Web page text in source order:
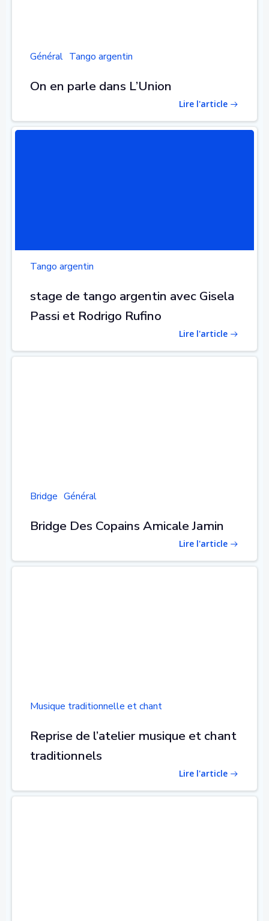
Général Tango argentin
On en parle dans L’Union
Lire l'article
Tango argentin
stage de tango argentin avec Gisela
Passi et Rodrigo Rufino
Lire l'article
Bridge Général
Bridge Des Copains Amicale Jamin
Lire l'article
Musique traditionnelle et chant
Reprise de l’atelier musique et chant
traditionnels
Lire l'article